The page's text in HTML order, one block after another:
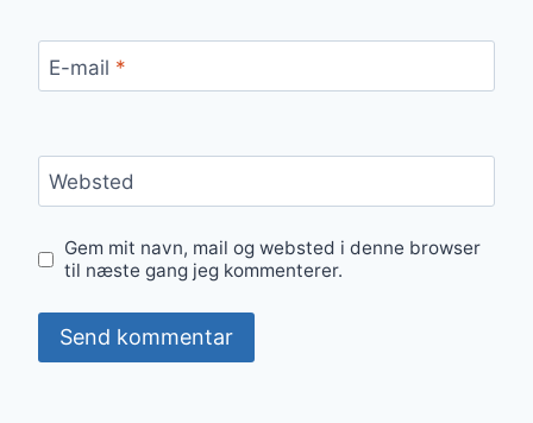
E-mail *
Websted
Gem mit navn, mail og websted i denne browser
til næste gang jeg kommenterer.